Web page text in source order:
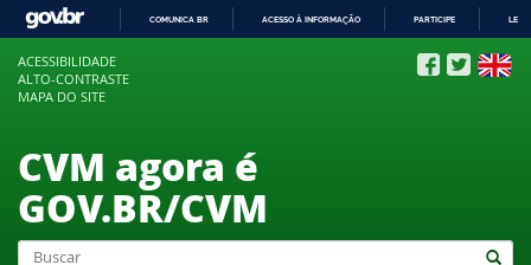
COMUNICA BR ACESSO À INFORMAÇÃO PARTICIPE
ACESSIBILIDADE
ALTO-CONTRASTE
MAPA DO SITE
CVM agora é
GOV.BR/CVM